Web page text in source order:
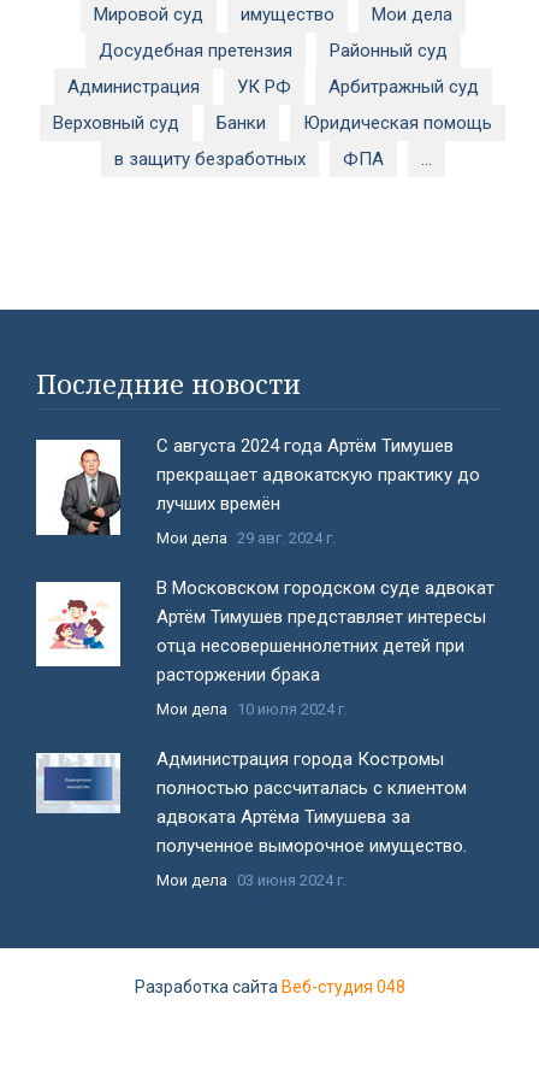
Мировой суд
имущество
Мои дела
Досудебная претензия
Районный суд
Администрация
УК РФ
Арбитражный суд
Верховный суд
Банки
Юридическая помощь
в защиту безработных
ФПА ...
Последние новости
С августа 2024 года Артём Тимушев
прекращает адвокатскую практику до
лучших времён
Мои дела 29 авг. 2024 г.
В Московском городском суде адвокат
Артём Тимушев представляет интересы
отца несовершеннолетних детей при
расторжении брака
Мои дела 10 июля 2024 г.
Администрация города Костромы
полностью рассчиталась с клиентом
адвоката Артёма Тимушева за
полученное выморочное имущество.
Мои дела 03 июня 2024 г.
Разработка сайта Веб-студия 048